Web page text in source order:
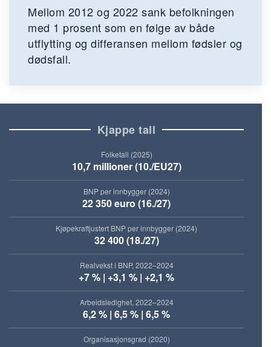
Mellom 2012 og 2022 sank befolkningen
med 1 prosent som en følge av både
utflytting og differansen mellom fødsler og
dødsfall.
Kjappe tall
Folketall (2025)
10,7 millioner (10./EU27)
BNP per innbygger (2024)
22 350 euro (16./27)
Kjøpekraftjustert BNP per innbygger (2024)
32 400 (18./27)
Realvekst i BNP, 2022–2024
+7 % | +3,1 % | +2,1 %
Arbeidsledighet, 2022–2024
6,2 % | 6,5 % | 6,5 %
Organisasjonsgrad (2020)